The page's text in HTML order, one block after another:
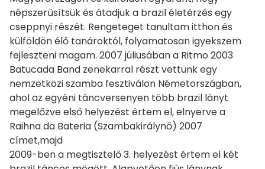
népszerűsítsük és átadjuk a brazil életérzés egy
cseppnyi részét. Rengeteget tanultam itthon és
külföldön élő tanároktól, folyamatosan igyekszem
fejleszteni magam. 2007 júliusában a Ritmo 2003
Batucada Band zenekarral részt vettünk egy
nemzetközi szamba fesztiválon Németországban,
ahol az egyéni táncversenyen több brazil lányt
megelőzve első helyezést értem el, elnyerve a
Raihna da Bateria (Szambakirálynő) 2007
címet,majd
2009-ben a megtisztelő 3. helyezést értem el két